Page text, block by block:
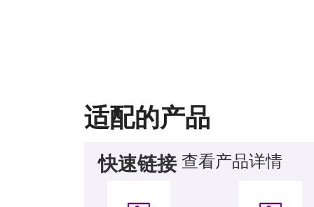
适配的产品
快速链接 查看产品详情